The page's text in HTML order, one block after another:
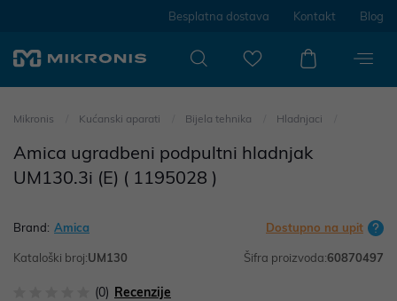
Besplatna dostava Kontakt Blog
Mikronis Kućanski aparati Bijela tehnika Hladnjaci
Amica ugradbeni podpultni hladnjak
UM130.3i (E) ( 1195028 )
Brand: Amica Dostupno na upit
Kataloški broj:UM130 Šifra proizvoda:60870497
(0) Recenzije